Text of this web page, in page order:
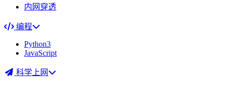
内网穿透
编程
Python3
JavaScript
科学上网